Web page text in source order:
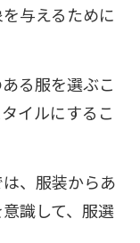
与えるために
る服を選ぶこ
イルにするこ
、服装からあ
識して、服選